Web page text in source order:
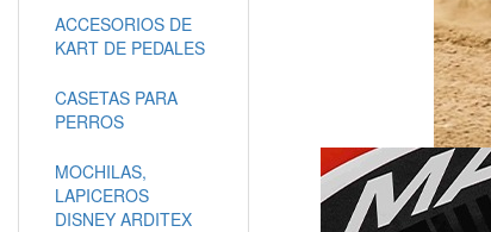
ACCESORIOS DE
KART DE PEDALES
CASETAS PARA
PERROS
MOCHILAS,
LAPICEROS
DISNEY ARDITEX